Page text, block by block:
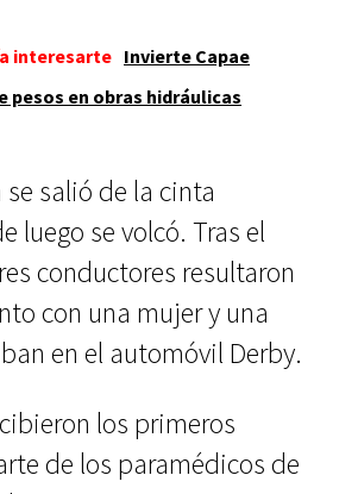
interesarte Invierte Capae
pesos en obras hidráulicas
salió de la cinta
luego se volcó. Tras el
conductores resultaron
con una mujer y una
en el automóvil Derby.
los primeros
de los paramédicos de